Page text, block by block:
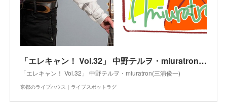
「エレキャン！ Vol.32」 中野テルヲ・miuratron(三浦俊一) - 京都のライブハウス｜ライブスポットラグ
「エレキャン！ Vol.32」 中野テルヲ・miuratron(三浦俊一)
京都のライブハウス｜ライブスポットラグ